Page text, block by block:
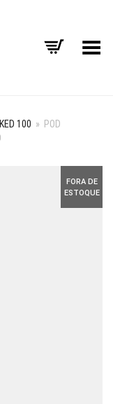
Alternar Menu
100 » POD
FORA DE
ESTOQUE